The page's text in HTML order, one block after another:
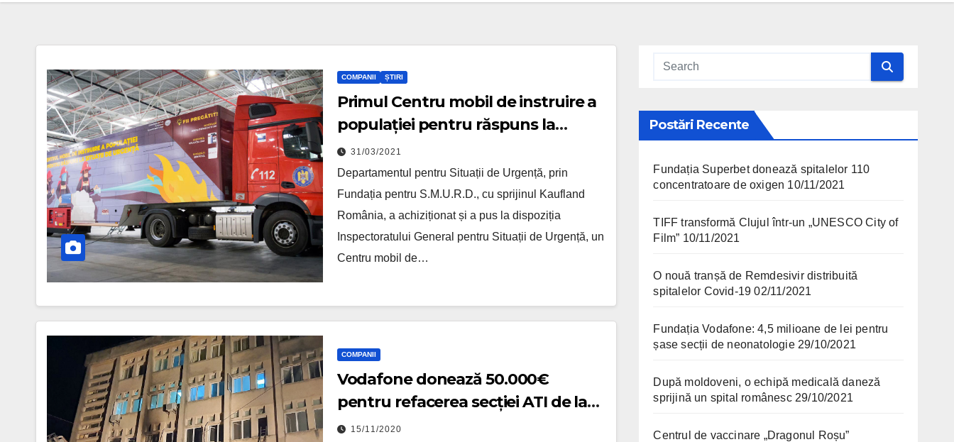
COMPANII ȘTIRI
Primul Centru mobil de instruire a
populației pentru răspuns la
situații de urgență
31/03/2021
Departamentul pentru Situații de Urgență, prin
Fundația pentru S.M.U.R.D., cu sprijinul Kaufland
România, a achiziționat și a pus la dispoziția
Inspectoratului General pentru Situații de Urgență, un
Centru mobil de…
COMPANII
Vodafone donează 50.000€
pentru refacerea secției ATI de la
Piatra Neamț
15/11/2020
Postări Recente
Fundația Superbet donează spitalelor 110
concentratoare de oxigen 10/11/2021
TIFF transformă Clujul într-un „UNESCO City of
Film” 10/11/2021
O nouă tranșă de Remdesivir distribuită
spitalelor Covid-19 02/11/2021
Fundația Vodafone: 4,5 milioane de lei pentru
șase secții de neonatologie 29/10/2021
După moldoveni, o echipă medicală daneză
sprijină un spital românesc 29/10/2021
Centrul de vaccinare „Dragonul Roșu”